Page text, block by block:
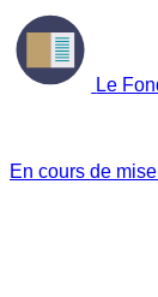
Le
En cours de